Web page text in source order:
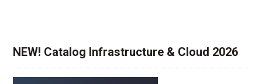
NEW! Catalog Infrastructure & Cloud 2026